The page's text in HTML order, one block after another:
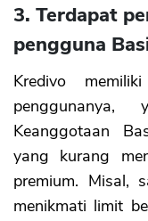
3. Terdapat
pengguna
Kredivo
Keanggotaan
yang kurang
premium. Misal,
menikmati limit